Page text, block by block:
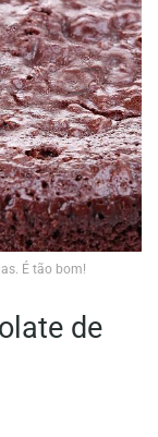
É tão bom!
de